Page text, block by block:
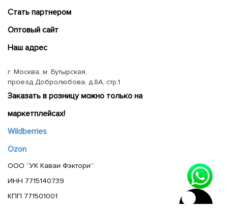
Cтать партнером
Оптовый сайт
Наш адрес
г. Москва, м. Бутырская,
проезд Добролюбова, д.8А, стр.1
Заказать в розницу можно только на
маркетплейсах!
Wildberries
Ozon
ООО “УК Каваи Фэктори”
ИНН 7715140739
КПП 771501001